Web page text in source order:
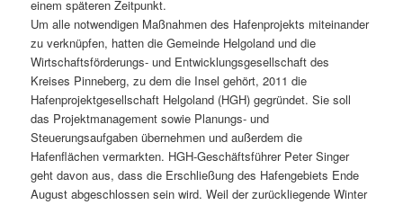
einem späteren Zeitpunkt.
Um alle notwendigen Maßnahmen des Hafenprojekts miteinander
zu verknüpfen, hatten die Gemeinde Helgoland und die
Wirtschaftsförderungs- und Entwicklungsgesellschaft des
Kreises Pinneberg, zu dem die Insel gehört, 2011 die
Hafenprojektgesellschaft Helgoland (HGH) gegründet. Sie soll
das Projektmanagement sowie Planungs- und
Steuerungsaufgaben übernehmen und außerdem die
Hafenflächen vermarkten. HGH-Geschäftsführer Peter Singer
geht davon aus, dass die Erschließung des Hafengebiets Ende
August abgeschlossen sein wird. Weil der zurückliegende Winter